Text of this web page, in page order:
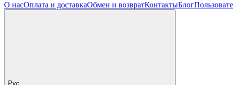
О насОплата и доставкаОбмен и возвратКонтактыБлог
Рус